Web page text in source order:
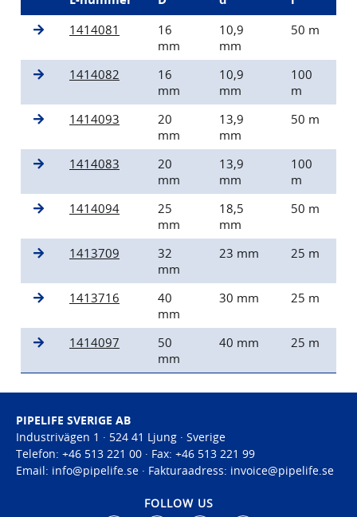
1414081
16
mm
10,9
mm
50 m
1414082
16
mm
10,9
mm
100
m
1414093
20
mm
13,9
mm
50 m
1414083
20
mm
13,9
mm
100
m
1414094
25
mm
18,5
mm
50 m
1413709
32
mm
23 mm 25 m
1413716
40
mm
30 mm 25 m
1414097
50
mm
40 mm 25 m
PIPELIFE SVERIGE AB
Industrivägen 1 · 524 41 Ljung · Sverige
Telefon: +46 513 221 00 · Fax: +46 513 221 99
Email: info@pipelife. se · Fakturaadress: invoice@pipelife.se
FOLLOW US